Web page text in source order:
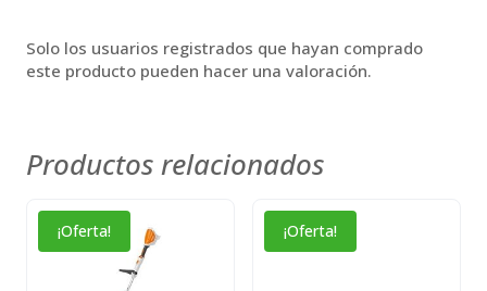
Solo los usuarios registrados que hayan comprado
este producto pueden hacer una valoración.
Productos relacionados
¡Oferta! ¡Oferta!
Este
producto